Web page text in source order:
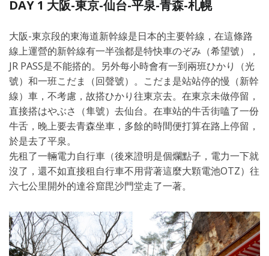
DAY 1 大阪-東京-仙台-平泉-青森-札幌
大阪-東京段的東海道新幹線是日本的主要幹線，在這條路
線上運營的新幹線有一半強都是特快車のぞみ（希望號），
JR PASS是不能搭的。另外每小時會有一到兩班ひかり（光
號）和一班こだま（回聲號）。こだま是站站停的慢（新幹
線）車，不考慮，故搭ひかり往東京去。在東京未做停留，
直接搭はやぶさ（隼號）去仙台。在車站的牛舌街嗑了一份
牛舌，晚上要去青森坐車，多餘的時間便打算在路上停留，
於是去了平泉。
先租了一輛電力自行車（後來證明是個爛點子，電力一下就
沒了，還不如直接租自行車不用背著這麼大顆電池OTZ）往
六七公里開外的達谷窟毘沙門堂走了一著。